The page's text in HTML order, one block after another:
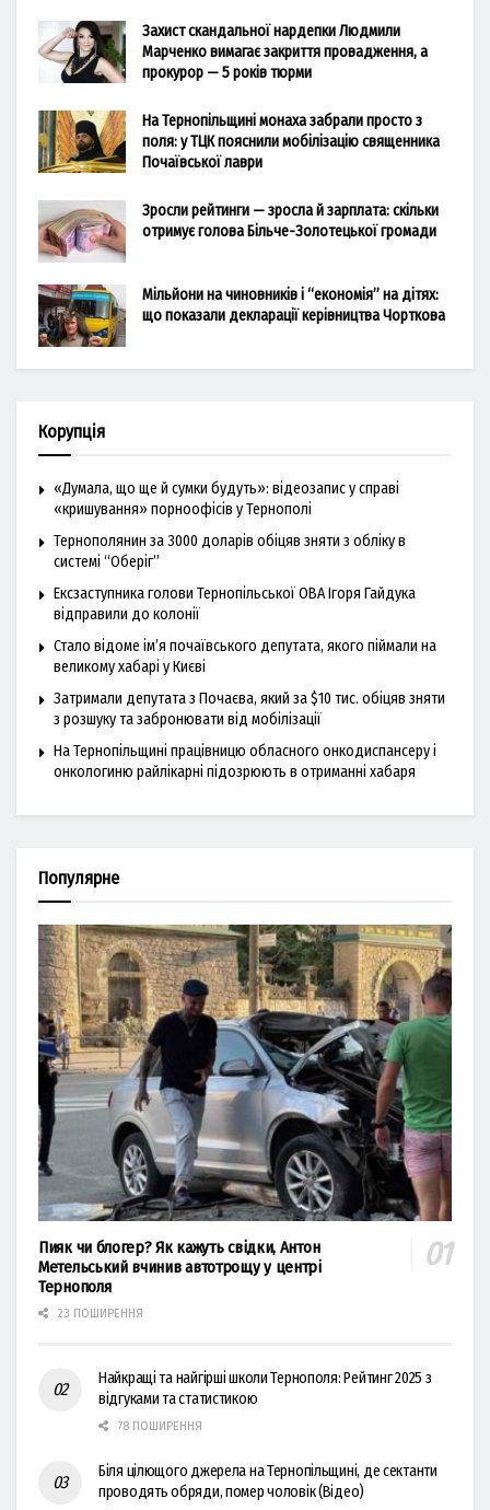
Захист скандальної нардепки Людмили
Марченко вимагає закриття провадження, а
прокурор — 5 років тюрми
На Тернопільщині монаха забрали просто з
поля: у ТЦК пояснили мобілізацію священника
Почаївської лаври
Зросли рейтинги — зросла й зарплата: скільки
отримує голова Більче-Золотецької громади
Мільйони на чиновників і “економія” на дітях:
що показали декларації керівництва Чорткова
Корупція
«Думала, що ще й сумки будуть»: відеозапис у справі
«кришування» порноофісів у Тернополі
Тернополянин за 3000 доларів обіцяв зняти з обліку в
системі “Оберіг”
Ексзаступника голови Тернопільської ОВА Ігоря Гайдука
відправили до колонії
Стало відоме ім’я почаївського депутата, якого піймали на
великому хабарі у Києві
Затримали депутата з Почаєва, який за $10 тис. обіцяв зняти
з розшуку та забронювати від мобілізації
На Тернопільщині працівницю обласного онкодиспансеру і
онкологиню райлікарні підозрюють в отриманні хабаря
Популярне
Пияк чи блогер? Як кажуть свідки, Антон
Метельський вчинив автотрощу у центрі
Тернополя
23 ПОШИРЕННЯ
Найкращі та найгірші школи Тернополя: Рейтинг 2025 з
відгуками та статистикою
78 ПОШИРЕННЯ
Біля цілющого джерела на Тернопільщині, де сектанти
проводять обряди, помер чоловік (Відео)